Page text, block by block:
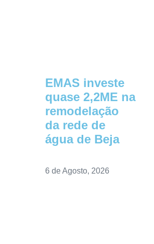
EMAS investe
quase 2,2ME na
remodelação
da rede de
água de Beja
6 de Agosto, 2026